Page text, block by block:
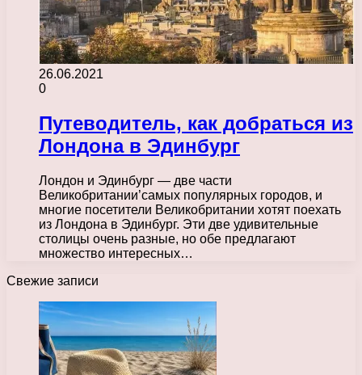
26.06.2021
0
Путеводитель, как добраться из
Лондона в Эдинбург
Лондон и Эдинбург — две части
Великобритании’самых популярных городов, и
многие посетители Великобритании хотят поехать
из Лондона в Эдинбург. Эти две удивительные
столицы очень разные, но обе предлагают
множество интересных…
Свежие записи